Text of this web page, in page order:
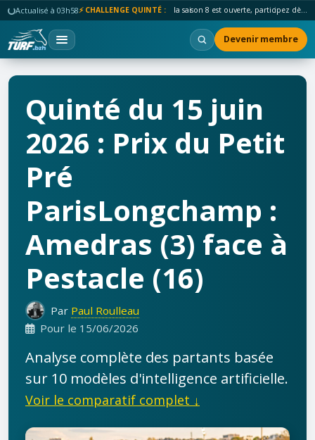
Actualisé à 03h58⚡ CHALLENGE QUINTÉ : la saison 8 est ouverte, participez dès maintenant !
Devenir membre
Quinté du 15 juin
2026 : Prix du Petit
Pré
ParisLongchamp :
Amedras (3) face à
Pestacle (16)
Par Paul Roulleau
Pour le 15/06/2026
Analyse complète des partants basée
sur 10 modèles d'intelligence artificielle.
Voir le comparatif complet ↓